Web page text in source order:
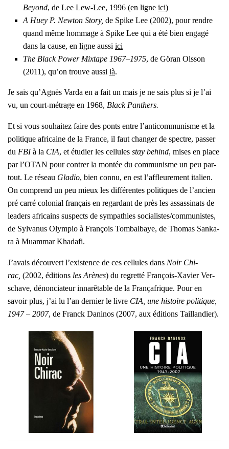
Beyond, de Lee Lew-Lee, 1996 (en ligne ici)
A Huey P. New­ton Sto­ry, de Spike Lee (2002), pour rendre
quand même hom­mage à Spike Lee qui a été bien enga­gé
dans la cause, en ligne aus­si ici
The Black Power Mix­tape 1967–1975, de Göran Ols­son
(2011), qu’on trouve aus­si là.
Je sais qu’A­gnès Var­da en a fait un mais je ne sais plus si je l’ai
vu, un court-métrage en 1968, Black Pan­thers.
Et si vous sou­hai­tez faire des ponts entre l’an­ti­com­mu­nisme et la
poli­tique afri­caine de la France, il faut chan­ger de spectre, pas­ser
du FBIà la CIA, et étu­dier les cel­lules stay behind, mises en place
par l’O­TAN pour contrer la mon­tée du com­mu­nisme un peu par­
tout. Le réseau Gla­dio, bien connu, en est l’af­fleu­re­ment ita­lien.
On com­prend un peu mieux les dif­fé­rentes poli­tiques de l’an­cien
pré car­ré colo­nial fran­çais en regar­dant de près les assas­si­nats de
lea­ders afri­cains sus­pects de sym­pa­thies socialistes/communistes,
de Syl­va­nus Olym­pio à Fran­çois Tom­bal­baye, de Tho­mas San­ka­
ra à Muam­mar Kha­da­fi.
J’a­vais décou­vert l’exis­tence de ces cel­lules dans Noir Chi­
rac, (2002, édi­tions les Arènes) du regret­té Fran­çois-Xavier Ver­
schave, dénon­cia­teur inna­rê­table de la Fran­ça­frique. Pour en
savoir plus, j’ai lu l’an der­nier le livre CIA, une his­toire poli­tique,
1947 – 2007, de Franck Dani­nos (2007, aux édi­tions Taillan­dier).